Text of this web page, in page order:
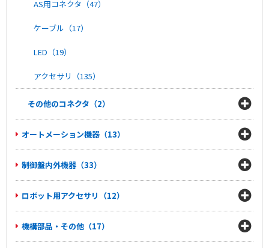
AS用コネクタ（47）
ケーブル（17）
LED（19）
アクセサリ（135）
その他のコネクタ（2）
オートメーション機器（13）
制御盤内外機器（33）
ロボット用アクセサリ（12）
機構部品・その他（17）